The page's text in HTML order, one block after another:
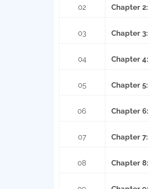
02 Chapter 2:
03 Chapter 3:
04 Chapter 4:
05 Chapter 5:
06 Chapter 6:
07 Chapter 7:
08 Chapter 8: